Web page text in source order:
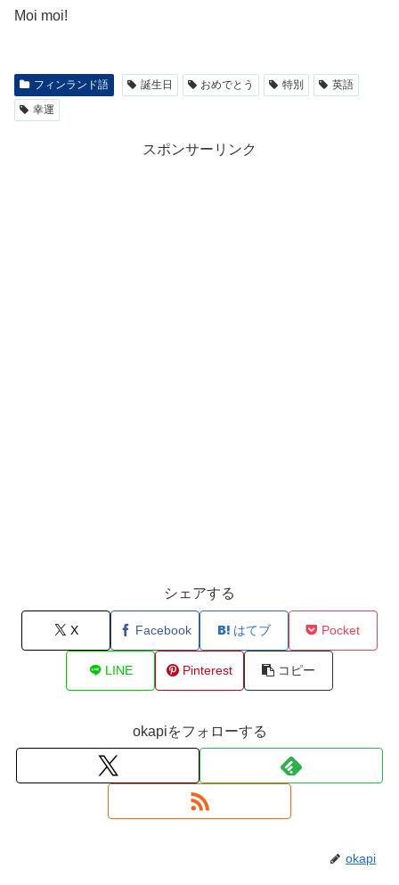
Moi moi!
フィンランド語 誕生日 おめでとう 特別
英語
幸運
スポンサーリンク
シェアする
X Facebook はてブ Pocket
LINE Pinterest コピー
okapiをフォローする
okapi